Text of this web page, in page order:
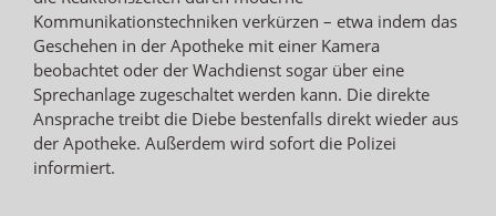
Kommunikationstechniken verkürzen – etwa indem das
Geschehen in der Apotheke mit einer Kamera
beobachtet oder der Wachdienst sogar über eine
Sprechanlage zugeschaltet werden kann. Die direkte
Ansprache treibt die Diebe bestenfalls direkt wieder aus
der Apotheke. Außerdem wird sofort die Polizei
informiert.